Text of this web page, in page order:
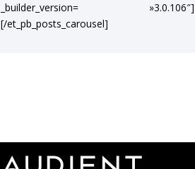
_builder_version= »3.0.106″]
[/et_pb_posts_carousel]